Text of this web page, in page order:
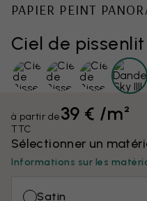
Ciel de pissenlit
PAPIER PEINT
à partir de39 € /m²
TTC
Sélectionner un
Informations sur les
Satin